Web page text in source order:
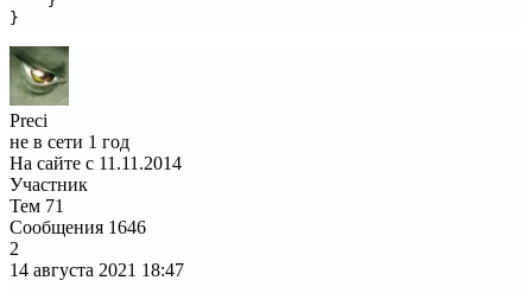
Preci
не в сети 1 год
На сайте с 11.11.2014
Участник
Тем 71
Сообщения 1646
2
14 августа 2021 18:47